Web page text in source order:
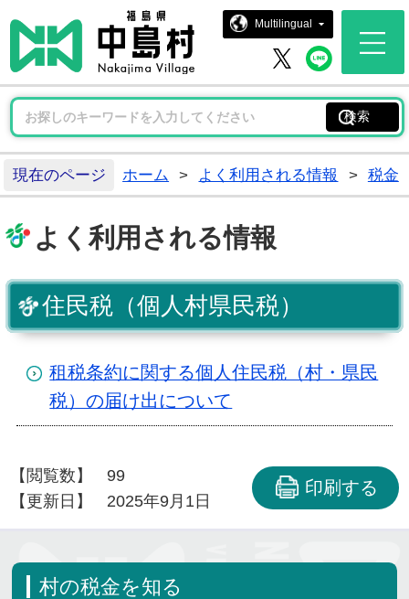
中島村ホ
Multilingual
中島村 X中島
現在のページ ホーム > よく利用される情報 > 税金
よく利用される情報
住民税（個人村県民税）
租税条約に関する個人住民税（村・県民
税）の届け出について
【閲覧数】
99
【更新日】
2025年9月1日
印刷する
村の税金を知る